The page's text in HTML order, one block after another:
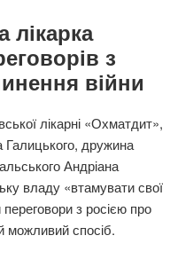
лікарка
з
війни
лікарні «Охматдит»,
дружина
Андріана
владу «втамувати свої
переговори з росією про
можливий спосіб.